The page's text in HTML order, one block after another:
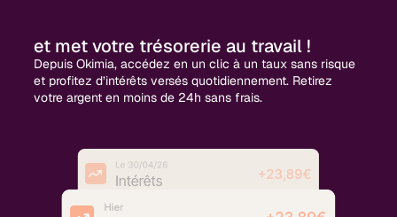
et met votre trésorerie au travail !
Depuis Okimia, accédez en un clic à un taux sans risque
et profitez d’intérêts versés quotidiennement. Retirez
votre argent en moins de 24h sans frais.